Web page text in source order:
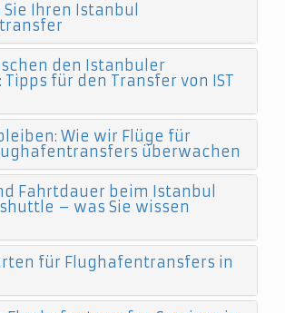
Ihren Istanbul
den Istanbuler
Tipps für den Transfer von IST
Wie wir Flüge für
überwachen
Fahrtdauer beim Istanbul
– was Sie wissen
für Flughafentransfers in